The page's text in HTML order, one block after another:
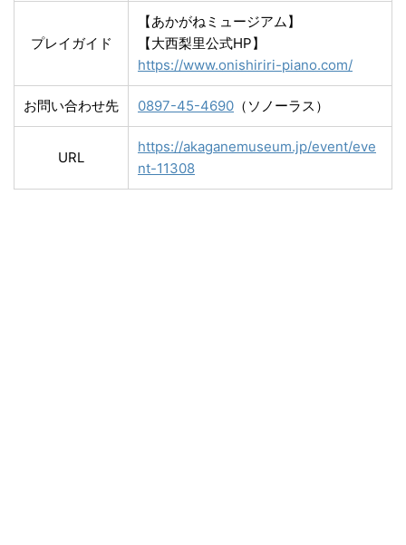
プレイガイド
【あかがねミュージアム】
【大西梨里公式HP】
https://www.onishiriri-piano.com/
お問い合わせ先 0897-45-4690 （ソノーラス）
URL
https://akaganemuseum.jp/event/eve
nt-11308